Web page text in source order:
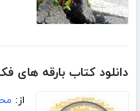
دانلود کتاب بارقه های
از: